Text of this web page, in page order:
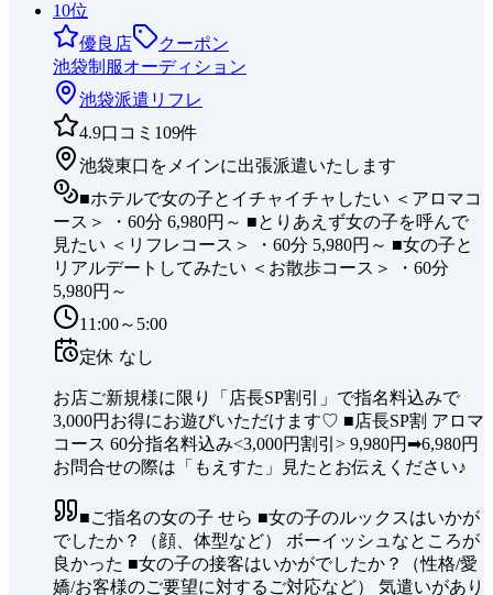
10位
優良店
クーポン
池袋制服オーディション
池袋派遣リフレ
4.9口コミ 109件
池袋東口をメインに出張派遣いたします
■ホテルで女の子とイチャイチャしたい ＜アロマコ
ース＞ ・60分 6,980円～ ■とりあえず女の子を呼んで
見たい ＜リフレコース＞ ・60分 5,980円～ ■女の子と
リアルデートしてみたい ＜お散歩コース＞ ・60分
5,980円～
11:00～5:00
定休 なし
お店ご新規様に限り「店長SP割引」で指名料込みで
3,000円お得にお遊びいただけます♡ ■店長SP割 アロマ
コース 60分指名料込み<3,000円割引> 9,980円➡6,980円
お問合せの際は「もえすた」見たとお伝えください♪
■ご指名の女の子 せら ■女の子のルックスはいかが
でしたか？（顔、体型など） ボーイッシュなところが
良かった ■女の子の接客はいかがでしたか？（性格/愛
嬌/お客様のご要望に対するご対応など） 気遣いがあり